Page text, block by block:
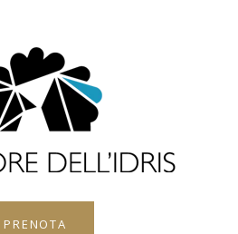
PRENOTA